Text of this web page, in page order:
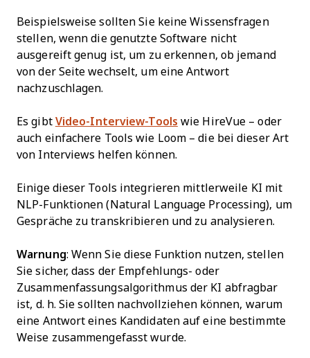
Beispielsweise sollten Sie keine Wissensfragen
stellen, wenn die genutzte Software nicht
ausgereift genug ist, um zu erkennen, ob jemand
von der Seite wechselt, um eine Antwort
nachzuschlagen.
Es gibt Video-Interview-Tools wie HireVue – oder
auch einfachere Tools wie Loom – die bei dieser Art
von Interviews helfen können.
Einige dieser Tools integrieren mittlerweile KI mit
NLP-Funktionen (Natural Language Processing), um
Gespräche zu transkribieren und zu analysieren.
Warnung: Wenn Sie diese Funktion nutzen, stellen
Sie sicher, dass der Empfehlungs- oder
Zusammenfassungsalgorithmus der KI abfragbar
ist, d. h. Sie sollten nachvollziehen können, warum
eine Antwort eines Kandidaten auf eine bestimmte
Weise zusammengefasst wurde.